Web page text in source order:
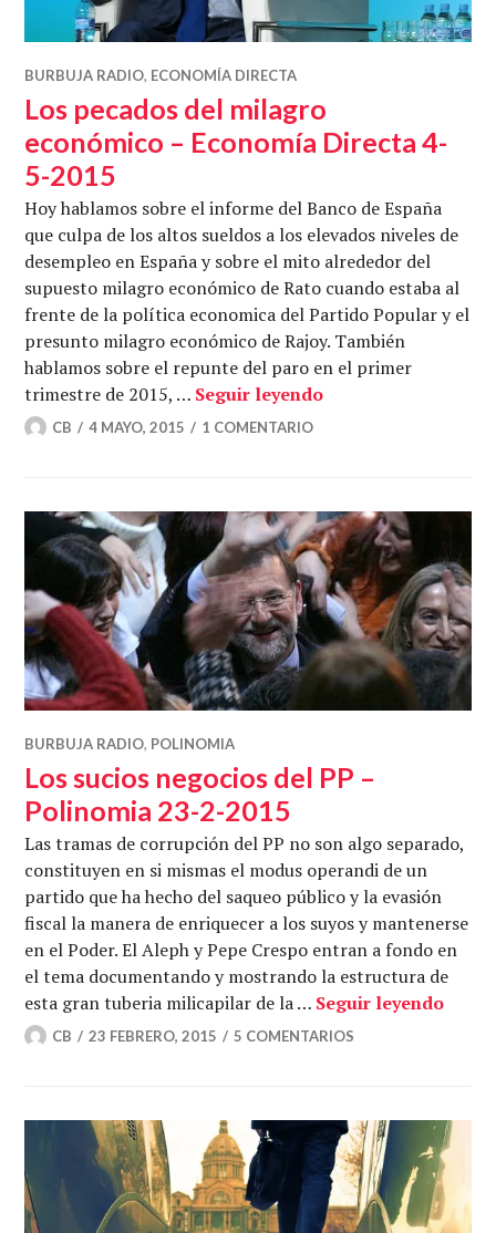
BURBUJA RADIO, ECONOMÍA DIRECTA
Los pecados del milagro
económico – Economía Directa 4-
5-2015
Hoy hablamos sobre el informe del Banco de España
que culpa de los altos sueldos a los elevados niveles de
desempleo en España y sobre el mito alrededor del
supuesto milagro económico de Rato cuando estaba al
frente de la política economica del Partido Popular y el
presunto milagro económico de Rajoy. También
hablamos sobre el repunte del paro en el primer
trimestre de 2015, … Seguir leyendoLos pecados del
CB 4 MAYO, 2015 1 COMENTARIO
BURBUJA RADIO, POLINOMIA
Los sucios negocios del PP –
Polinomia 23-2-2015
Las tramas de corrupción del PP no son algo separado,
constituyen en si mismas el modus operandi de un
partido que ha hecho del saqueo público y la evasión
fiscal la manera de enriquecer a los suyos y mantenerse
en el Poder. El Aleph y Pepe Crespo entran a fondo en
el tema documentando y mostrando la estructura de
esta gran tuberia milicapilar de la … Seguir leyendoLos
CB 23 FEBRERO, 2015 5 COMENTARIOS